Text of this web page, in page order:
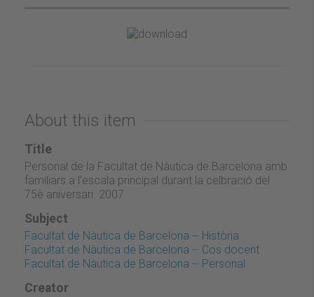
About this item
Title
Personal de la Facultat de Nàutica de Barcelona amb
familiars a l'escala principal durant la celbració del
75è aniversari. 2007
Subject
Facultat de Nàutica de Barcelona -- Història
Facultat de Nàutica de Barcelona -- Cos docent
Facultat de Nàutica de Barcelona -- Personal
Creator